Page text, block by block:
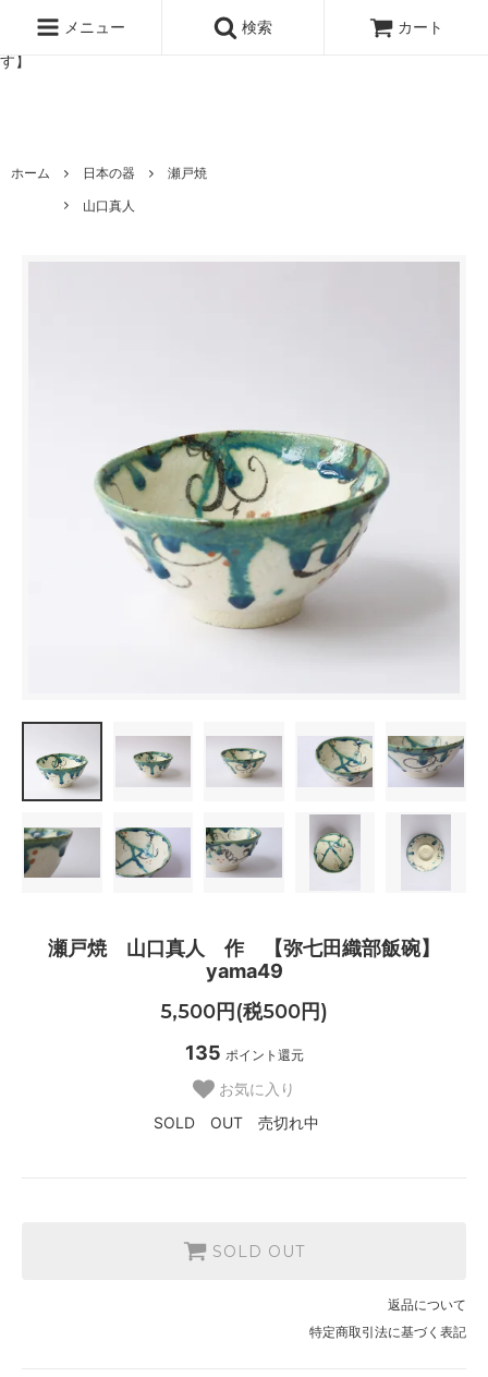
ッタのオンラインストア【アラビア,クイストゴーなどの北欧ヴィンテ
ージ食器,雅峰窯やソルテグラスジュエリーなどの作家の作品が並びま
す】
メニュー 検索 カート
ホーム 日本の器
瀬戸焼
山口真人
瀬戸焼 山口真人 作 【弥七田織部飯碗】
yama49
5,500円(税500円)
135 ポイント還元
お気に入り
SOLD OUT 売切れ中
SOLD OUT
返品について
特定商取引法に基づく表記